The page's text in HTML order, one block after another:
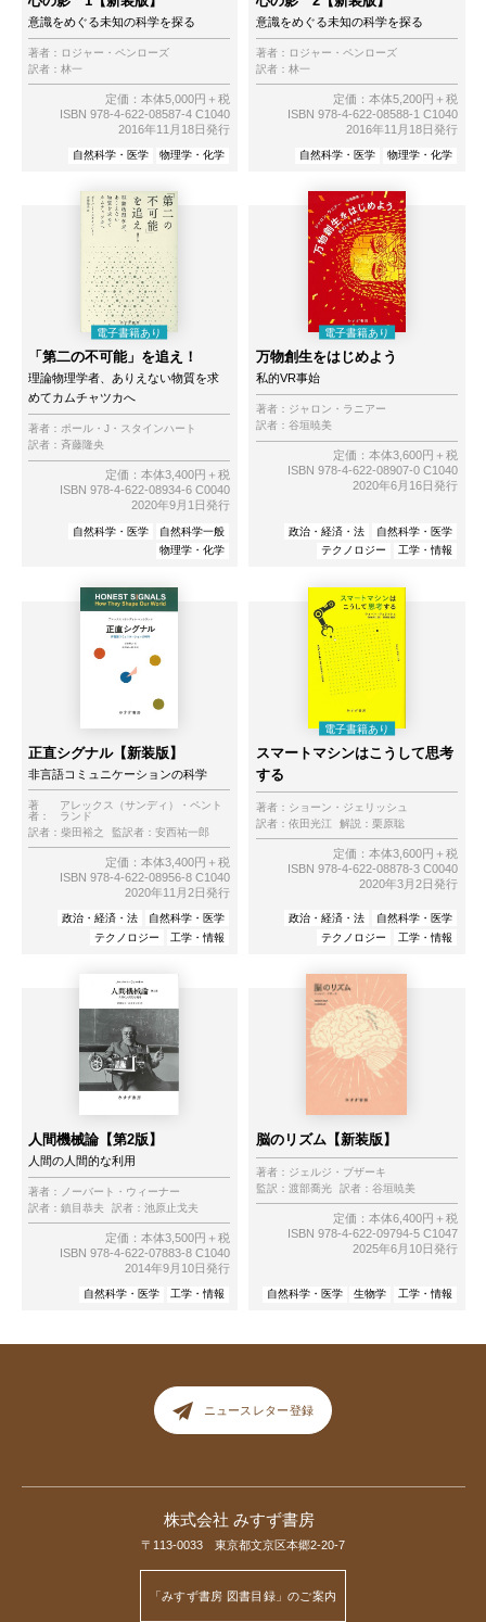
意識をめぐる未知の科学を探る
著者： ロジャー・ペンローズ
訳者： 林一
定価：本体5,000円＋税
ISBN 978-4-622-08587-4 C1040
2016年11月18日発行
自然科学・医学 物理学・化学
意識をめぐる未知の科学を探る
著者： ロジャー・ペンローズ
訳者： 林一
定価：本体5,200円＋税
ISBN 978-4-622-08588-1 C1040
2016年11月18日発行
自然科学・医学 物理学・化学
「第二の不可能」を追え！
理論物理学者、ありえない物質を求
めてカムチャツカへ
著者： ポール・J・スタインハート
訳者： 斉藤隆央
定価：本体3,400円＋税
ISBN 978-4-622-08934-6 C0040
2020年9月1日発行
自然科学・医学
自然科学一般
物理学・化学
万物創生をはじめよう
私的VR事始
著者： ジャロン・ラニアー
訳者： 谷垣暁美
定価：本体3,600円＋税
ISBN 978-4-622-08907-0 C1040
2020年6月16日発行
政治・経済・法
自然科学・医学
テクノロジー
工学・情報
正直シグナル【新装版】
非言語コミュニケーションの科学
著
者：
アレックス（サンディ）・ペント
ランド
訳者： 柴田裕之 監訳者： 安西祐一郎
定価：本体3,400円＋税
ISBN 978-4-622-08956-8 C1040
2020年11月2日発行
政治・経済・法
自然科学・医学
テクノロジー
工学・情報
スマートマシンはこうして思考
する
著者： ショーン・ジェリッシュ
訳者： 依田光江 解説： 栗原聡
定価：本体3,600円＋税
ISBN 978-4-622-08878-3 C0040
2020年3月2日発行
政治・経済・法
自然科学・医学
テクノロジー
工学・情報
人間機械論【第2版】
人間の人間的な利用
著者：
ノーバート・ウィーナー
訳者： 鎮目恭夫 訳者： 池原止戈夫
定価：本体3,500円＋税
ISBN 978-4-622-07883-8 C1040
2014年9月10日発行
自然科学・医学 工学・情報
脳のリズム【新装版】
著者： ジェルジ・ブザーキ
監訳： 渡部喬光 訳者： 谷垣暁美
定価：本体6,400円＋税
ISBN 978-4-622-09794-5 C1047
2025年6月10日発行
自然科学・医学 生物学 工学・情報
ニュースレター登録
株式会社 みすず書房
〒113-0033 東京都文京区本郷2-20-7
「みすず書房 図書目録」のご案内